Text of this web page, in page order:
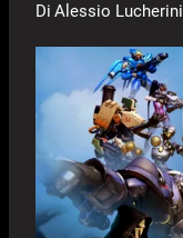
Di Alessio Lucherini